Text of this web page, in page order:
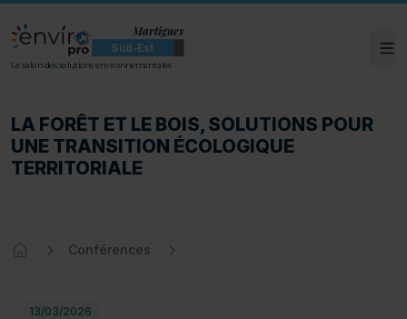
ENVIROpro Sud-Est - Martigues
Martigues
Sud-Est
Le salon des solutions environnementales
LA FORÊT ET LE BOIS, SOLUTIONS POUR
LA FORÊT ET LE BOIS, SOLUTIONS POUR
UNE TRANSITION ÉCOLOGIQUE
TERRITORIALE
Conférences
13/03/2026